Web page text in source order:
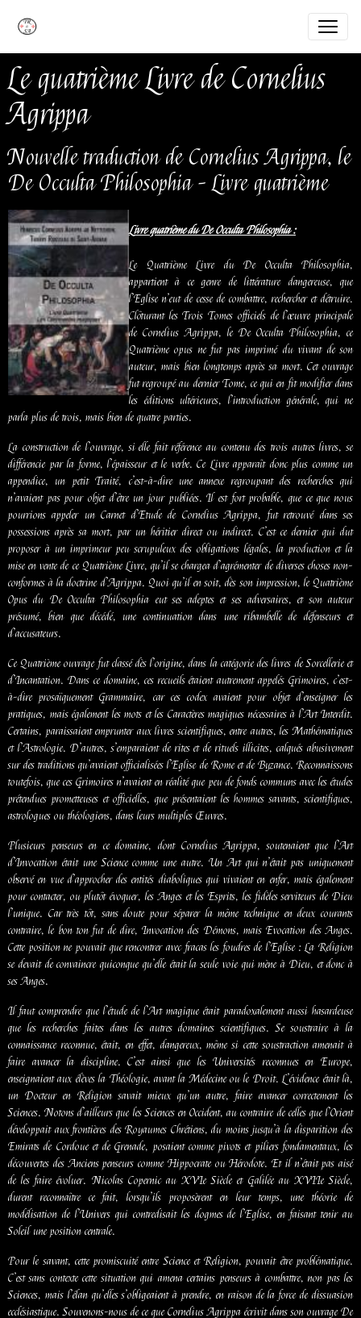
Le quatrième Livre de Cornelius
Agrippa
Nouvelle traduction de Cornelius Agrippa, le
De Occulta Philosophia - Livre quatrième
Livre quatrième du De Occulta Philosophia :
Le Quatrième Livre du De Occulta Philosophia,
appartient à ce genre de littérature dangereuse, que
l’Eglise n’eut de cesse de combattre, rechercher et détruire.
Clôturant les Trois Tomes officiels de l’œuvre principale
de Cornelius Agrippa, le De Occulta Philosophia, ce
Quatrième opus ne fut pas imprimé du vivant de son
auteur, mais bien longtemps après sa mort. Cet ouvrage
fut regroupé au dernier Tome, ce qui en fit modifier dans
les éditions ultérieures, l’introduction générale, qui ne
parla plus de trois, mais bien de quatre parties.
La construction de l’ouvrage, si elle fait référence au contenu des trois autres livres, se
différencie par la forme, l’épaisseur et le verbe. Ce Livre apparaît donc plus comme un
appendice, un petit Traité, c’est-à-dire une annexe regroupant des recherches qui
n’avaient pas pour objet d’être un jour publiées. Il est fort probable, que ce que nous
pourrions appeler un Carnet d’Etude de Cornelius Agrippa, fut retrouvé dans ses
possessions après sa mort, par un héritier direct ou indirect. C’est ce dernier qui dut
proposer à un imprimeur peu scrupuleux des obligations légales, la production et la
mise en vente de ce Quatrième Livre, qu’il se chargea d’agrémenter de diverses choses non-
conformes à la doctrine d’Agrippa. Quoi qu’il en soit, dès son impression, le Quatrième
Opus du De Occulta Philosophia eut ses adeptes et ses adversaires, et son auteur
présumé, bien que décédé, une continuation dans une ribambelle de défenseurs et
d’accusateurs.
Ce Quatrième ouvrage fut classé dès l’origine, dans la catégorie des livres de Sorcellerie et
d’Incantation. Dans ce domaine, ces recueils étaient autrement appelés Grimoires, c’est-
à-dire prosaïquement Grammaire, car ces codex avaient pour objet d’enseigner les
pratiques, mais également les mots et les Caractères magiques nécessaires à l’Art Interdit.
Certains, paraissaient emprunter aux livres scientifiques, entre autres, les Mathématiques
et l’Astrologie. D’autres, s’emparaient de rites et de rituels illicites, calqués abusivement
sur des traditions qu’avaient officialisées l’Eglise de Rome et de Byzance. Reconnaissons
toutefois, que ces Grimoires n’avaient en réalité que peu de fonds communs avec les études
prétendues prometteuses et officielles, que présentaient les hommes savants, scientifiques,
astrologues ou théologiens, dans leurs multiples Œuvres.
Plusieurs penseurs en ce domaine, dont Cornelius Agrippa, soutenaient que l’Art
d’Invocation était une Science comme une autre. Un Art qui n’était pas uniquement
observé en vue d’approcher des entités diaboliques qui vivaient en enfer, mais également
pour contacter, ou plutôt évoquer, les Anges et les Esprits, les fidèles serviteurs de Dieu
l’unique. Car très tôt, sans doute pour séparer la même technique en deux courants
contraire, le bon ton fut de dire, Invocation des Démons, mais Evocation des Anges.
Cette position ne pouvait que rencontrer avec fracas les foudres de l’Eglise : La Religion
se devait de convaincre quiconque qu’elle était la seule voie qui mène à Dieu, et donc à
ses Anges.
Il faut comprendre que l’étude de l’Art magique était paradoxalement aussi hasardeuse
que les recherches faites dans les autres domaines scientifiques. Se soustraire à la
connaissance reconnue, était, en effet, dangereux, même si cette soustraction amenait à
faire avancer la discipline. C’est ainsi que les Universités reconnues en Europe,
enseignaient aux élèves la Théologie, avant la Médecine ou le Droit. L’évidence était là,
un Docteur en Religion savait mieux qu’un autre, faire avancer correctement les
Sciences. Notons d’ailleurs que les Sciences en Occident, au contraire de celles que l’Orient
développait aux frontières des Royaumes Chrétiens, du moins jusqu’à la disparition des
Emirats de Cordoue et de Grenade, posaient comme pivots et piliers fondamentaux, les
découvertes des Anciens penseurs comme Hippocrate ou Hérodote. Et il n’était pas aisé
de les faire évoluer. Nicolas Copernic au XVIe Siècle et Galilée au XVIIe Siècle,
durent reconnaître ce fait, lorsqu’ils proposèrent en leur temps, une théorie de
modélisation de l’Univers qui contredisait les dogmes de l’Eglise, en faisant tenir au
Soleil une position centrale.
Pour le savant, cette promiscuité entre Science et Religion, pouvait être problématique.
C’est sans contexte cette situation qui amena certains penseurs à combattre, non pas les
Sciences, mais l’élan qu’elles s’obligeaient à prendre, en raison de la force de dissuasion
ecclésiastique. Souvenons-nous de ce que Cornelius Agrippa écrivit dans son ouvrage De